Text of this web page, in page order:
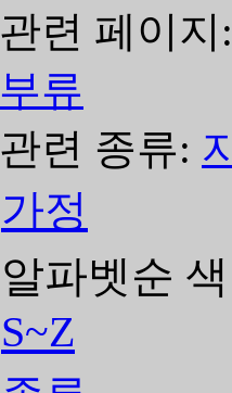
관련 페이
부류
관련 종류:
가정
알파벳순
S~Z